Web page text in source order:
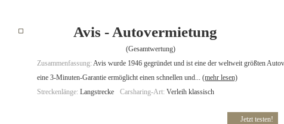
Avis - Autovermietung
(Gesamtwertung)
Zusammenfassung: Avis wurde 1946 gegründet und ist eine der weltweit größten
eine 3-Minuten-Garantie ermöglicht einen schnellen und... (mehr lesen)
Streckenlänge: Langstrecke Carsharing-Art: Verleih klassisch
Jetzt testen!